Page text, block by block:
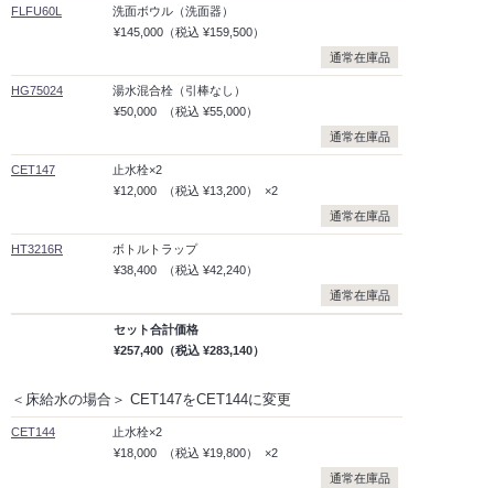
FLFU60L
洗面ボウル（洗面器）
¥145,000 （税込 ¥159,500）
通常在庫品
HG75024
湯水混合栓（引棒なし）
¥50,000
（税込 ¥55,000）
通常在庫品
CET147
止水栓×2
¥12,000
（税込 ¥13,200）
×2
通常在庫品
HT3216R
ボトルトラップ
¥38,400
（税込 ¥42,240）
通常在庫品
セット合計価格
¥257,400 （税込 ¥283,140）
＜床給水の場合＞ CET147をCET144に変更
CET144
止水栓×2
¥18,000
（税込 ¥19,800）
×2
通常在庫品